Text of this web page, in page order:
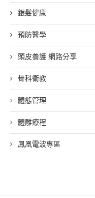
銀髮健康
預防醫學
頭皮養護 網路分享
骨科衛教
體態管理
體雕療程
鳳凰電波專區